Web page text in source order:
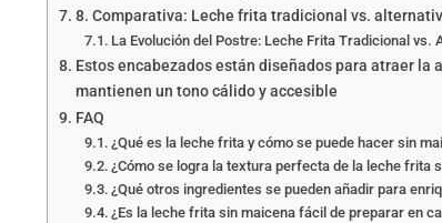
8. Comparativa: Leche frita tradicional vs.
La Evolución del Postre: Leche Frita Tradicional vs.
Estos encabezados están diseñados para atraer
mantienen un tono cálido y accesible
FAQ
¿Qué es la leche frita y cómo se puede hacer sin
¿Cómo se logra la textura perfecta de la leche frita
¿Qué otros ingredientes se pueden añadir para
¿Es la leche frita sin maicena fácil de preparar en